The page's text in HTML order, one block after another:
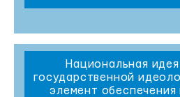
Национальная
государственной
элемент